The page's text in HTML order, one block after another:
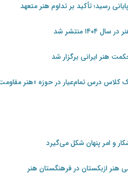
رسید؛ تأکید بر تداوم هنر متعهد
منتشر شد
ایرانی برگزار شد
کلاس درس تمام‌عیار در حوزه «هنر مقاومت»
و امر پنهان شکل می‌گیرد
ازبکستان در فرهنگستان هنر